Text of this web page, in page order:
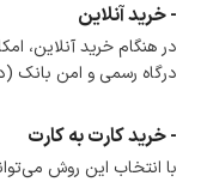
- خرید آنلاین
در هنگام خرید آنلاین،
درگاه رسمی و امن بانک
- خرید کارت به کارت
با انتخاب این روش